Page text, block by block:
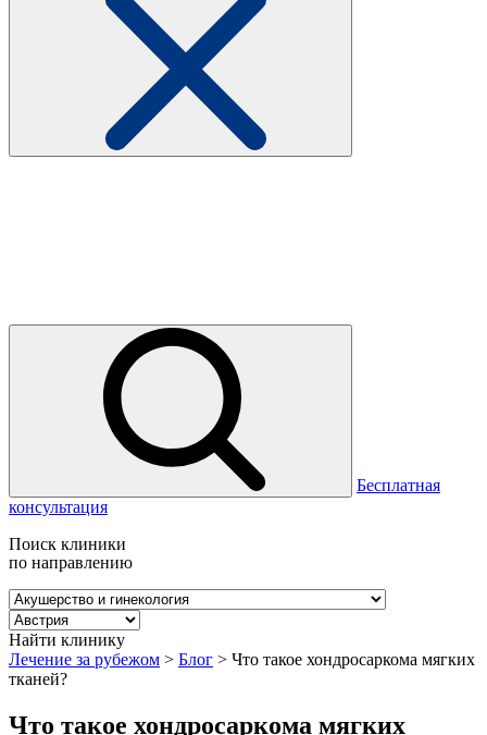
Бесплатная
консультация
Поиск клиники
по направлению
Найти клинику
Лечение за рубежом > Блог > Что такое хондросаркома мягких
тканей?
Что такое хондросаркома мягких